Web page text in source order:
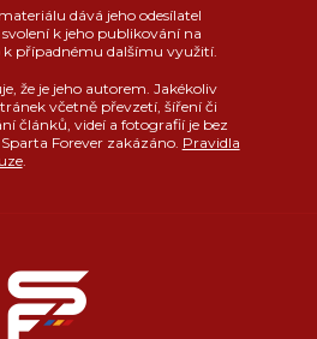
dává jeho odesílatel
k jeho publikování na
případnému dalšímu využití.
že je jeho autorem. Jakékoliv
včetně převzetí, šíření či
článků, videí a fotografií je bez
Forever zakázáno. Pravidla
.